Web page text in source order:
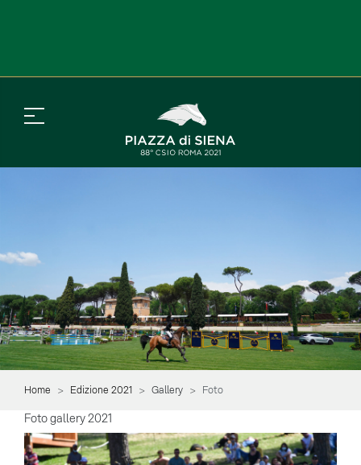
Home Edizione 2021 Gallery Foto
Foto gallery 2021